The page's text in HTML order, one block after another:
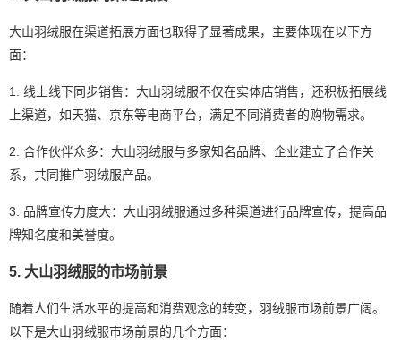
大山羽绒服在渠道拓展方面也取得了显著成果，主要体现在以下方
面：
1. 线上线下同步销售：大山羽绒服不仅在实体店销售，还积极拓展线
上渠道，如天猫、京东等电商平台，满足不同消费者的购物需求。
2. 合作伙伴众多：大山羽绒服与多家知名品牌、企业建立了合作关
系，共同推广羽绒服产品。
3. 品牌宣传力度大：大山羽绒服通过多种渠道进行品牌宣传，提高品
牌知名度和美誉度。
5. 大山羽绒服的市场前景
随着人们生活水平的提高和消费观念的转变，羽绒服市场前景广阔。
以下是大山羽绒服市场前景的几个方面：